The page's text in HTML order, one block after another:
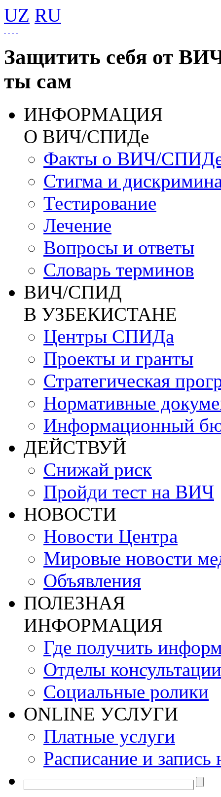
UZ RU
Защитить себя от
ты сам
ИНФОРМАЦИЯ
О ВИЧ/СПИДе
Факты о ВИЧ/
Стигма и
Тестирование
Лечение
Вопросы и ответы
Словарь терминов
ВИЧ/СПИД
В УЗБЕКИСТАНЕ
Центры СПИДа
Проекты и гранты
Стратегическая
Нормативные
Информационный
ДЕЙСТВУЙ
Снижай риск
Пройди тест на ВИЧ
НОВОСТИ
Новости Центра
Мировые новости
Объявления
ПОЛЕЗНАЯ
ИНФОРМАЦИЯ
Где получить
Отделы консультации
Социальные ролики
ONLINE УСЛУГИ
Платные услуги
Расписание и запись